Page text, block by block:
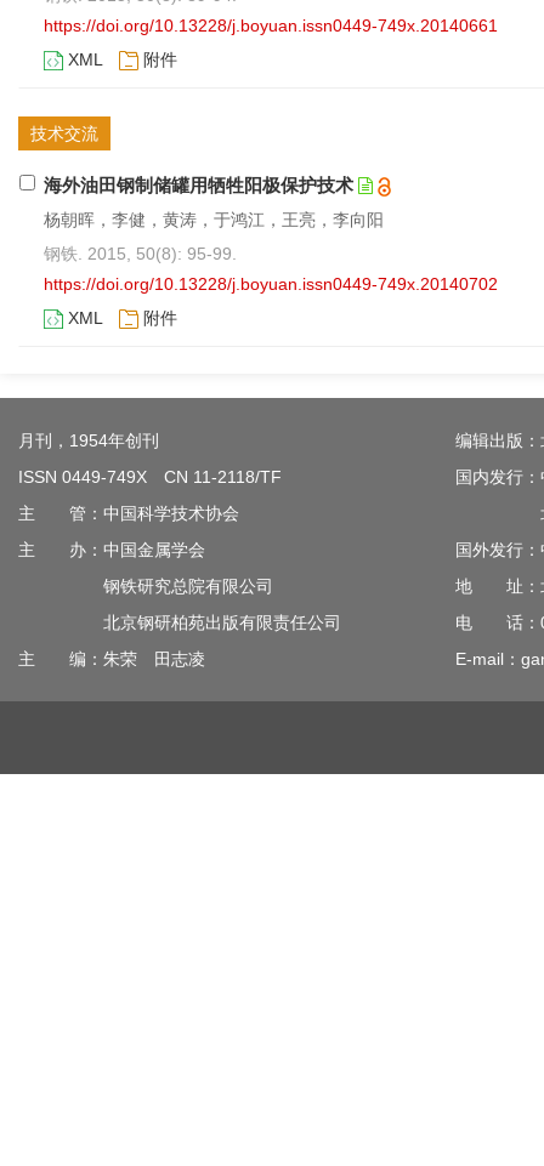
https://doi.org/10.13228/j.boyuan.issn0449-749x.20140661
XML
附件
技术交流
海外油田钢制储罐用牺牲阳极保护技术
杨朝晖，李健，黄涛，于鸿江，王亮，李向阳
钢铁. 2015, 50(8): 95-99.
https://doi.org/10.13228/j.boyuan.issn0449-749x.20140702
XML
附件
月刊，1954年创刊
ISSN 0449-749X CN 11-2118/TF
主 管：中国科学技术协会
主 办：中国金属学会
钢铁研究总院有限公司
北京钢研柏苑出版有限责任公司
主 编：朱荣 田志凌
编辑出版
国内发行
北京钢
国外发行
地 址：北
电 话：
E-mail：